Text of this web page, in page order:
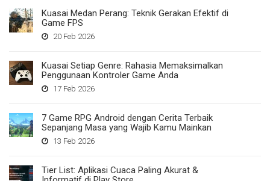
Kuasai Medan Perang: Teknik Gerakan Efektif di
Game FPS
20 Feb 2026
Kuasai Setiap Genre: Rahasia Memaksimalkan
Penggunaan Kontroler Game Anda
17 Feb 2026
7 Game RPG Android dengan Cerita Terbaik
Sepanjang Masa yang Wajib Kamu Mainkan
13 Feb 2026
Tier List: Aplikasi Cuaca Paling Akurat &